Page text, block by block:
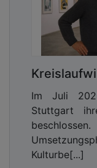
Im Juli
Stuttgart
Kulturbe[...]